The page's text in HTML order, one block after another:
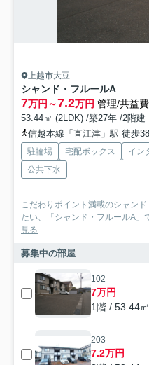
上越市大豆
シャンド・フルールA
7万円～7.2万円 管理/共益
53.44㎡ (2LDK) /築27年 /2階建
信越本線「直江津」駅 徒歩
駐輪場 宅配ボックス イン
公共下水
こだわりポイント満載のシャン
たい、「シャンド・フルールA」
見る
募集中の部屋
102
7万円
1階 / 53.44
203
7.2万円